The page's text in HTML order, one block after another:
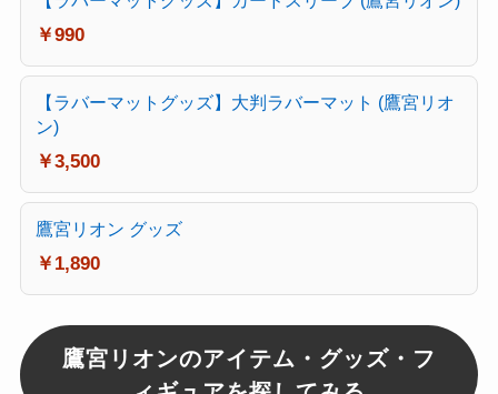
￥990
【ラバーマットグッズ】大判ラバーマット (鷹宮リオ
ン)
￥3,500
鷹宮リオン グッズ
￥1,890
鷹宮リオンのアイテム・グッズ・フ